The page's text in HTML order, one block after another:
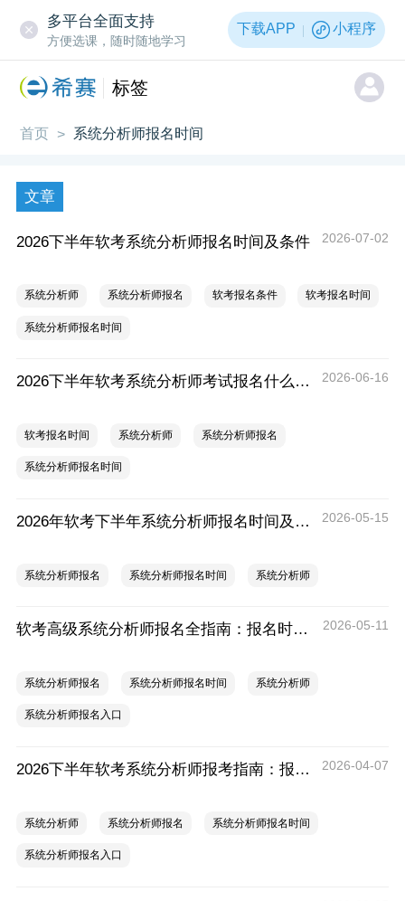
多平台全面支持
方便选课，随时随地学习
下载APP 小程序
标签
首页 > 系统分析师报名时间
文章
2026下半年软考系统分析师报名时间及条件 2026-07-02
系统分析师 系统分析师报名 软考报名条件 软考报名时间
系统分析师报名时间
2026下半年软考系统分析师考试报名什么时候开始？ 2026-06-16
软考报名时间 系统分析师 系统分析师报名
系统分析师报名时间
2026年软考下半年系统分析师报名时间及报名入口 2026-05-15
系统分析师报名 系统分析师报名时间 系统分析师
软考高级系统分析师报名全指南：报名时间、入口、流程、资料、注意事项 2026-05-11
系统分析师报名 系统分析师报名时间 系统分析师
系统分析师报名入口
2026下半年软考系统分析师报考指南：报名时间、入口与全流程详解 2026-04-07
系统分析师 系统分析师报名 系统分析师报名时间
系统分析师报名入口